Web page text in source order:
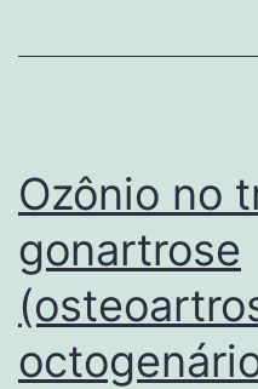
Ozônio no
gonartrose